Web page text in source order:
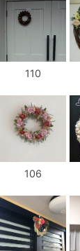
110
106